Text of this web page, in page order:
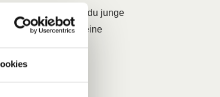
. Egal, ob du junge
ermöglicht eine